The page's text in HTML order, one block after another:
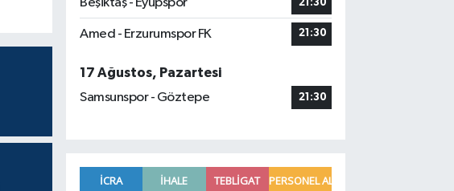
Beşiktaş - Eyüpspor 21:30
Amed - Erzurumspor FK 21:30
17 Ağustos, Pazartesi
Samsunspor - Göztepe
21:30